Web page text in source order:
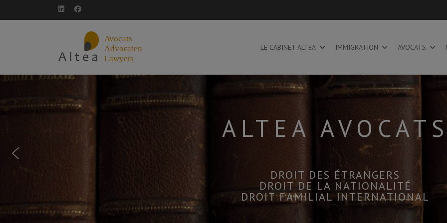
LE CABINET ALTEA IMMIGRATION AVOCATS
ALTEA AVOCATS
DROIT DES ÉTRANGERS
DROIT DE LA NATIONALITÉ
DROIT FAMILIAL INTERNATIONAL